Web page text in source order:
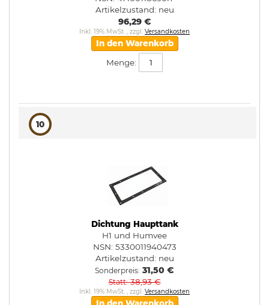
Artikelzustand: neu
96,29 €
Inkl. 19% MwSt. , zzgl. Versandkosten
In den Warenkorb
Menge:
10
Dichtung Haupttank
H1 und Humvee
NSN: 5330011940473
Artikelzustand: neu
Sonderpreis 31,50 €
Statt 38,93 €
Inkl. 19% MwSt. , zzgl. Versandkosten